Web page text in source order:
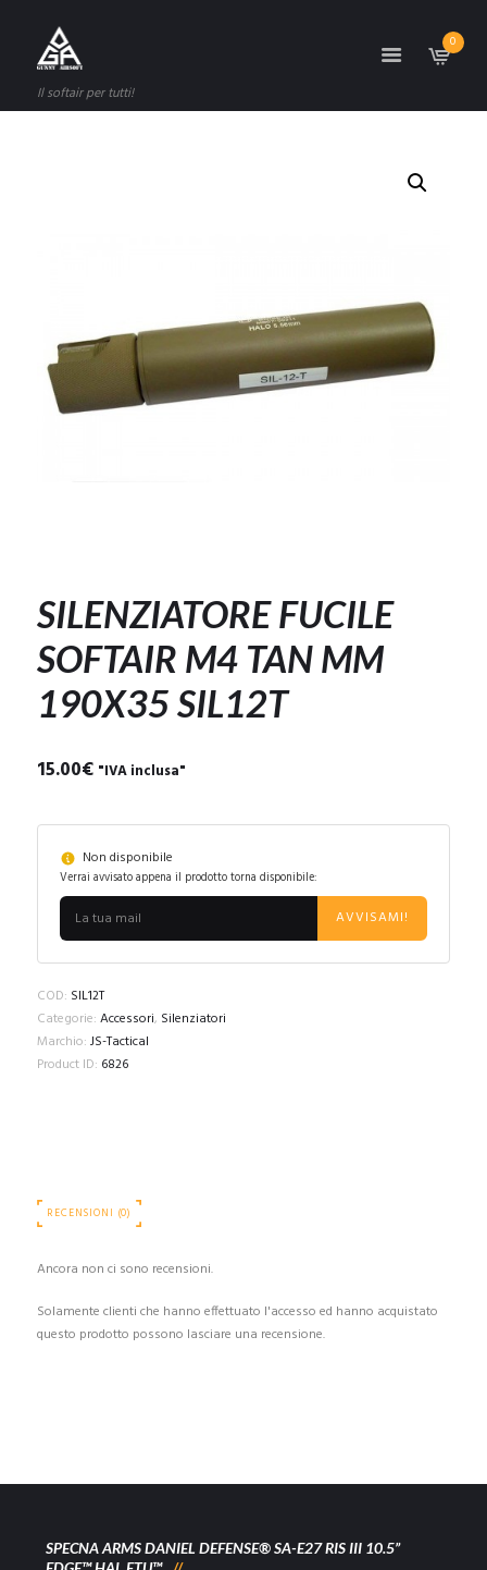
Il softair per tutti!
0
SILENZIATORE FUCILE
SOFTAIR M4 TAN MM
190X35 SIL12T
15.00€ "IVA inclusa"
Non disponibile
Verrai avvisato appena il prodotto torna disponibile:
AVVISAMI!
COD: SIL12T
Categorie: Accessori, Silenziatori
Marchio: JS-Tactical
Product ID: 6826
RECENSIONI (0)
Ancora non ci sono recensioni.
Solamente clienti che hanno effettuato l'accesso ed hanno acquistato
questo prodotto possono lasciare una recensione.
SPECNA ARMS DANIEL DEFENSE® SA-E27 RIS III 10.5”